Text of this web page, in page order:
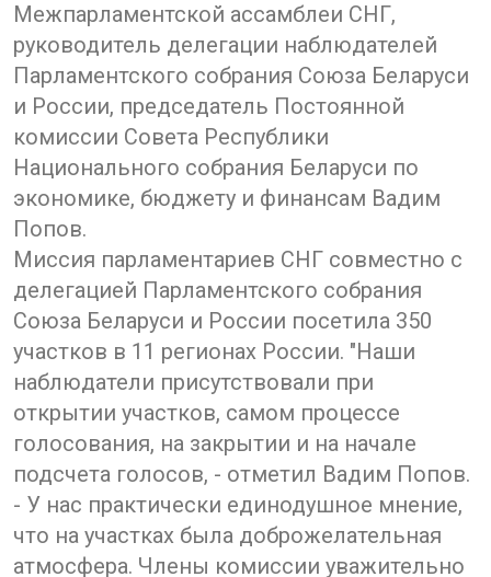
Межпарламентской ассамблеи СНГ,
руководитель делегации наблюдателей
Парламентского собрания Союза Беларуси
и России, председатель Постоянной
комиссии Совета Республики
Национального собрания Беларуси по
экономике, бюджету и финансам Вадим
Попов.
Миссия парламентариев СНГ совместно с
делегацией Парламентского собрания
Союза Беларуси и России посетила 350
участков в 11 регионах России. "Наши
наблюдатели присутствовали при
открытии участков, самом процессе
голосования, на закрытии и на начале
подсчета голосов, - отметил Вадим Попов.
- У нас практически единодушное мнение,
что на участках была доброжелательная
атмосфера. Члены комиссии уважительно